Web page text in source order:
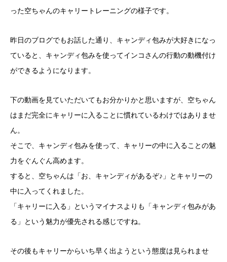
った空ちゃんのキャリートレーニングの様子です。
昨日のブログでもお話した通り、キャンディ包みが大好きになっ
ていると、キャンディ包みを使ってインコさんの行動の動機付け
ができるようになります。
下の動画を見ていただいてもお分かりかと思いますが、空ちゃん
はまだ完全にキャリーに入ることに慣れているわけではありませ
ん。
そこで、キャンディ包みを使って、キャリーの中に入ることの魅
力をぐんぐん高めます。
すると、空ちゃんは「お、キャンディがあるぞ♪」とキャリーの
中に入ってくれました。
「キャリーに入る」というマイナスよりも「キャンディ包みがあ
る」という魅力が優先される感じですね。
その後もキャリーからいち早く出ようという態度は見られませ